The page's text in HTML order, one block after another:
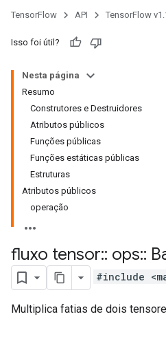
TensorFlow API TensorFlow
Isso foi útil?
Nesta página
Resumo
Construtores e Destruidores
Atributos públicos
Funções públicas
Funções estáticas públicas
Estruturas
Atributos públicos
operação
fluxo tensor:: ops::
#include
Multiplica fatias de dois